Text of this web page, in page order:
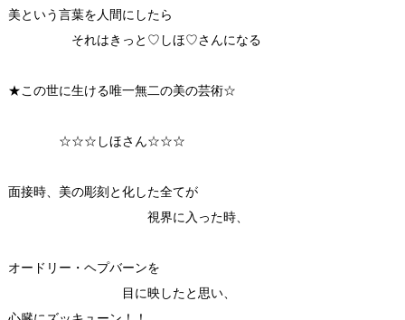
美という言葉を人間にしたら
それはきっと♡しほ♡さんになる
★この世に生ける唯一無二の美の芸術☆
☆☆☆しほさん☆☆☆
面接時、美の彫刻と化した全てが
視界に入った時、
オードリー・ヘプバーンを
目に映したと思い、